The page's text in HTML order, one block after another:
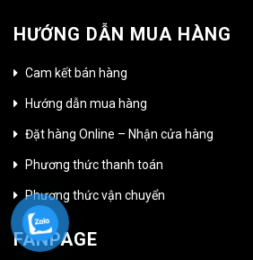
HƯỚNG DẪN MUA HÀNG
Cam kết bán hàng
Hướng dẫn mua hàng
Đặt hàng Online – Nhận cửa hàng
Phương thức thanh toán
Phương thức vận chuyển
FANPAGE